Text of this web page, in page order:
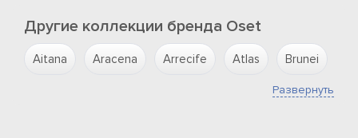
Другие коллекции бренда Oset
Aitana Aracena Arrecife Atlas Brunei
Развернуть